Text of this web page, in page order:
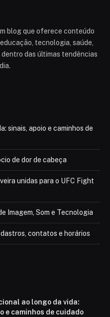
blog que oferece conteúdo
tecnologia, saúde,
das últimas tendências
sinais, apoio e caminhos de
de dor de cabeça
unidas para o UFC Fight
Imagem, Som e Tecnologia
contatos e horários
ao longo da vida:
e caminhos de cuidado